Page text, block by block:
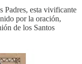
Padres, esta vivificante
por la oración,
de los Santos